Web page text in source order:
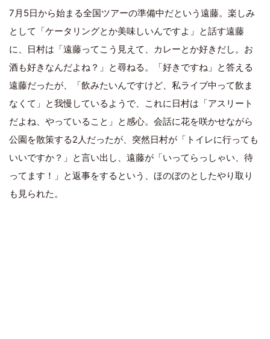
7月5日から始まる全国ツアーの準備中だという遠藤。楽しみ
として「ケータリングとか美味しいんですよ」と話す遠藤
に、日村は「遠藤ってこう見えて、カレーとか好きだし。お
酒も好きなんだよね？」と尋ねる。「好きですね」と答える
遠藤だったが、「飲みたいんですけど、私ライブ中って飲ま
なくて」と我慢しているようで、これに日村は「アスリート
だよね、やっていること」と感心。会話に花を咲かせながら
公園を散策する2人だったが、突然日村が「トイレに行っても
いいですか？」と言い出し、遠藤が「いってらっしゃい、待
ってます！」と返事をするという、ほのぼのとしたやり取り
も見られた。